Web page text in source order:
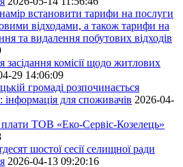
встановити тарифи на послуги
відходами, а також тарифи на
та видалення побутових відходів
засідання комісії щодо житлових
29 14:06:09
громаді розпочинається
для споживачів 2026-04-
ТОВ «Еко-Сервіс-Козелець»
шостої сесії селищної ради
2026-04-13 09:20:16